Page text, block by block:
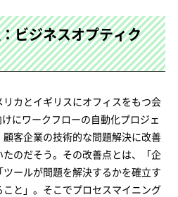
ビジネスオプティク
カとイギリスにオフィスをもつ会
にワークフローの自動化プロジェ
客企業の技術的な問題解決に改善
のだそう。その改善点とは、「企
ールが問題を解決するかを確立す
と」。そこでプロセスマイニング